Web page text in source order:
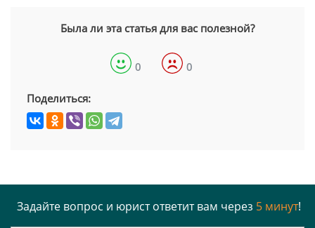
Была ли эта статья для вас полезной?
0 0
Поделиться:
Задайте вопрос и юрист ответит вам через 5 минут!